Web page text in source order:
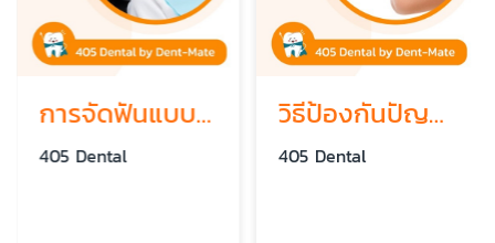
การจัดฟันแบบบูรณาการเพื่อสุขภาพขากรรไกร
405 Dental
วิธีป้องกันปัญหาขากรรไกรหลังการจัดฟัน
405 Dental